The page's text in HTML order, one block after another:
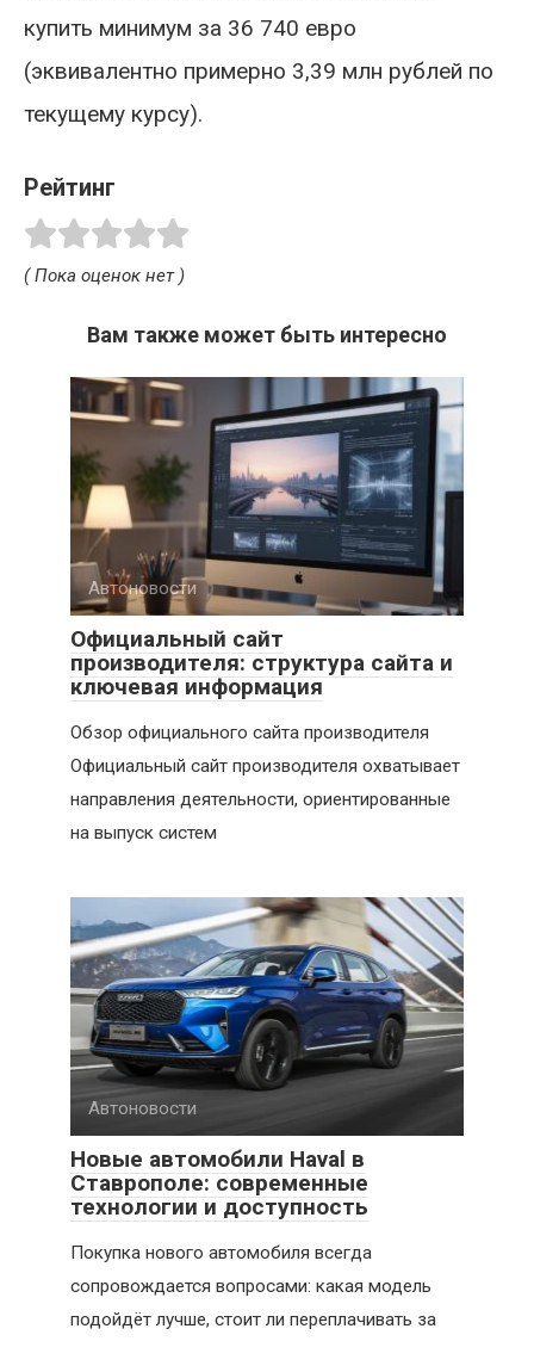
купить минимум за 36 740 евро
(эквивалентно примерно 3,39 млн рублей по
текущему курсу).
Рейтинг
( Пока оценок нет )
Вам также может быть интересно
Автоновости
Официальный сайт
производителя: структура сайта и
ключевая информация
Обзор официального сайта производителя
Официальный сайт производителя охватывает
направления деятельности, ориентированные
на выпуск систем
Автоновости
Новые автомобили Haval в
Ставрополе: современные
технологии и доступность
Покупка нового автомобиля всегда
сопровождается вопросами: какая модель
подойдёт лучше, стоит ли переплачивать за